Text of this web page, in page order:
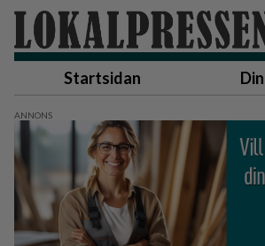
Startsidan